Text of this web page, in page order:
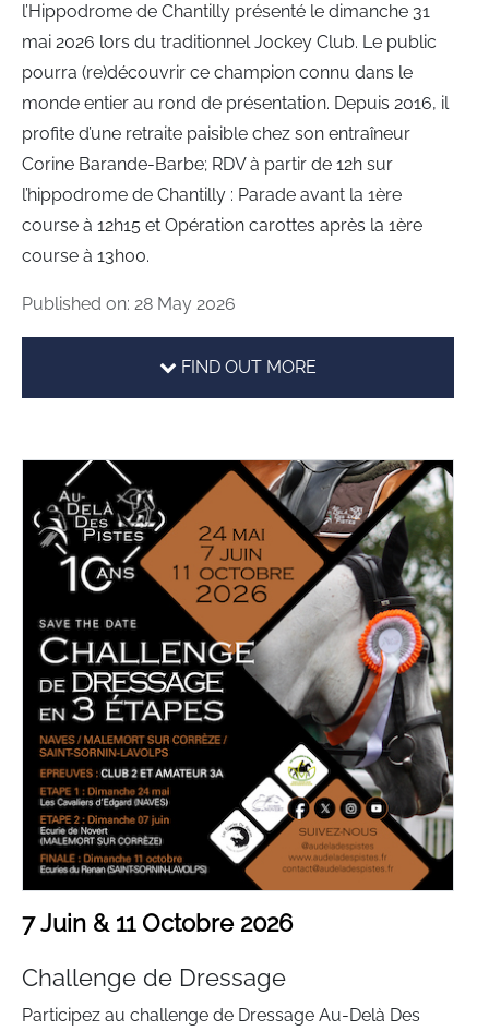
l’Hippodrome de Chantilly présenté le dimanche 31
mai 2026 lors du traditionnel Jockey Club. Le public
pourra (re)découvrir ce champion connu dans le
monde entier au rond de présentation. Depuis 2016, il
profite d’une retraite paisible chez son entraîneur
Corine Barande-Barbe; RDV à partir de 12h sur
l’hippodrome de Chantilly : Parade avant la 1ère
course à 12h15 et Opération carottes après la 1ère
course à 13h00.
Published on: 28 May 2026
FIND OUT MORE
7 Juin & 11 Octobre 2026
Challenge de Dressage
Participez au challenge de Dressage Au-Delà Des